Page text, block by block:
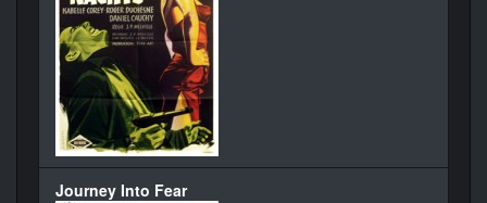
Journey Into Fear